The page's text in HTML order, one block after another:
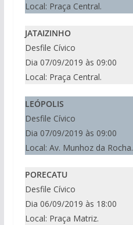
Local: Praça Central.
JATAIZINHO
Desfile Cívico
Dia 07/09/2019 às 09:00
Local: Praça Central.
LEÓPOLIS
Desfile Cívico
Dia 07/09/2019 às 09:00
Local: Av. Munhoz da Rocha.
PORECATU
Desfile Cívico
Dia 06/09/2019 às 18:00
Local: Praça Matriz.